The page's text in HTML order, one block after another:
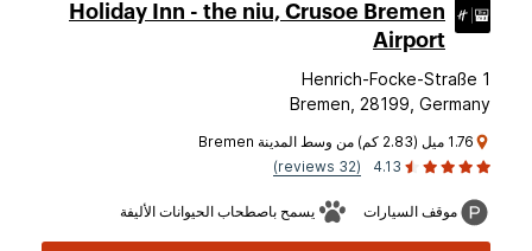
Holiday Inn - the niu, Crusoe Bremen
Airport
Henrich-Focke-Straße 1
Bremen, 28199, Germany
1.76 ميل (2.83 كم) من وسط المدينة Bremen
4.13
(32 reviews)
موقف السيارات يسمح باصطحاب الحيوانات الأليفة